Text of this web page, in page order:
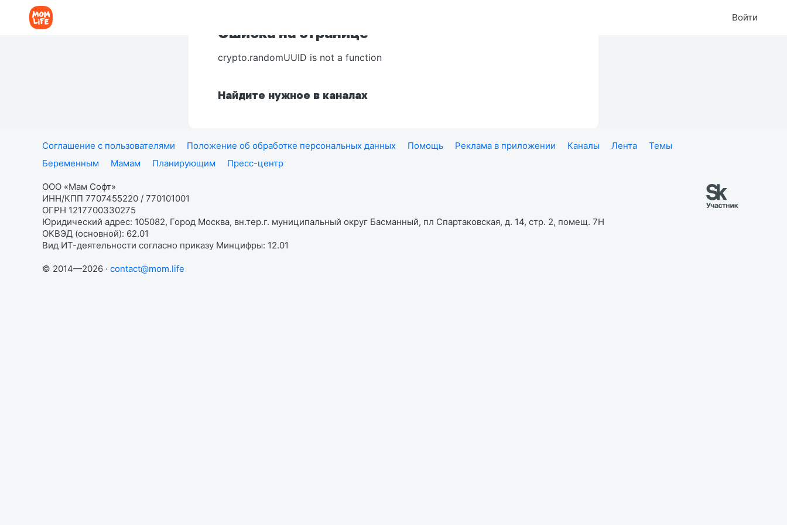
Войти
Ошибка на странице
crypto.randomUUID is not a function
Найдите нужное в каналах
Соглашение с пользователями Положение об обработке персональных данных Помощь Реклама в приложении Каналы Лента
Темы
Беременным
Мамам Планирующим Пресс-центр
ООО «Мам Софт»
ИНН/КПП 7707455220 / 770101001
ОГРН 1217700330275
Юридический адрес: 105082, Город Москва, вн.тер.г. муниципальный округ Басманный, пл Спартаковская, д. 14, стр. 2, помещ. 7Н
ОКВЭД (основной): 62.01
Вид ИТ-деятельности согласно приказу Минцифры: 12.01
© 2014—2026 · contact@mom.life